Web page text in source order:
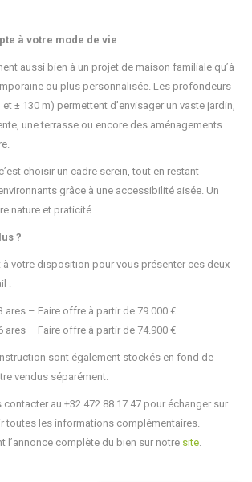
à votre mode de vie
aussi bien à un projet de maison familiale qu’à
ou plus personnalisée. Les profondeurs
± 130 m) permettent d’envisager un vaste jardin,
une terrasse ou encore des aménagements
choisir un cadre serein, tout en restant
grâce à une accessibilité aisée. Un
nature et praticité.
?
à votre disposition pour vous présenter ces deux
:
ares – Faire offre à partir de 79.000 €
ares – Faire offre à partir de 74.900 €
sont également stockés en fond de
vendus séparément.
contacter au +32 472 88 17 47 pour échanger sur
toutes les informations complémentaires.
l’annonce complète du bien sur notre site